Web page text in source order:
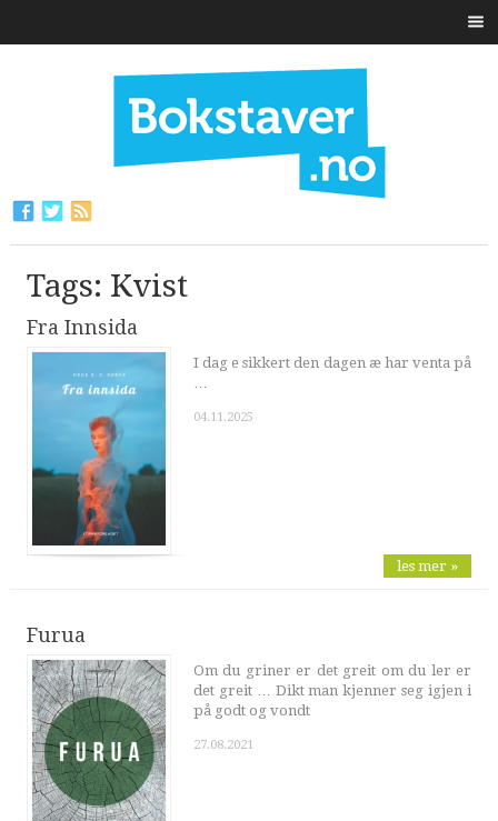
Tags: Kvist
Fra Innsida
I dag e sikkert den dagen æ har venta på
…
04.11.2025
les mer »
Furua
Om du griner er det greit om du ler er
det greit … Dikt man kjenner seg igjen i
på godt og vondt
27.08.2021